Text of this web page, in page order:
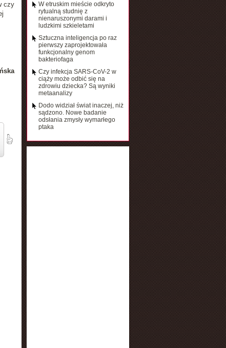
czy
W etruskim mieście odkryto
rytualną studnię z
nienaruszonymi darami i
ludzkimi szkieletami
Sztuczna inteligencja po raz
pierwszy zaprojektowała
funkcjonalny genom
bakteriofaga
Czy infekcja SARS-CoV-2 w
ciąży może odbić się na
zdrowiu dziecka? Są wyniki
metaanalizy
Dodo widział świat inaczej, niż
sądzono. Nowe badanie
odsłania zmysły wymarłego
ptaka